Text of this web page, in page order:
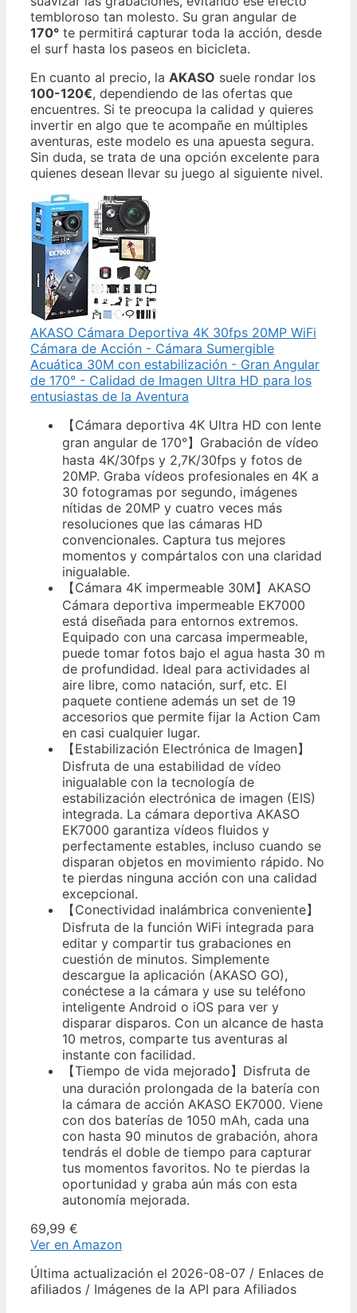
tembloroso tan molesto. Su gran angular de
170° te permitirá capturar toda la acción, desde
el surf hasta los paseos en bicicleta.
En cuanto al precio, la AKASO suele rondar los
100-120€, dependiendo de las ofertas que
encuentres. Si te preocupa la calidad y quieres
invertir en algo que te acompañe en múltiples
aventuras, este modelo es una apuesta segura.
Sin duda, se trata de una opción excelente para
quienes desean llevar su juego al siguiente nivel.
AKASO Cámara Deportiva 4K 30fps 20MP WiFi
Cámara de Acción - Cámara Sumergible
Acuática 30M con estabilización - Gran Angular
de 170° - Calidad de Imagen Ultra HD para los
entusiastas de la Aventura
【Cámara deportiva 4K Ultra HD con lente
gran angular de 170°】Grabación de vídeo
hasta 4K/30fps y 2,7K/30fps y fotos de
20MP. Graba vídeos profesionales en 4K a
30 fotogramas por segundo, imágenes
nítidas de 20MP y cuatro veces más
resoluciones que las cámaras HD
convencionales. Captura tus mejores
momentos y compártalos con una claridad
inigualable.
【Cámara 4K impermeable 30M】AKASO
Cámara deportiva impermeable EK7000
está diseñada para entornos extremos.
Equipado con una carcasa impermeable,
puede tomar fotos bajo el agua hasta 30 m
de profundidad. Ideal para actividades al
aire libre, como natación, surf, etc. El
paquete contiene además un set de 19
accesorios que permite fijar la Action Cam
en casi cualquier lugar.
【Estabilización Electrónica de Imagen】
Disfruta de una estabilidad de vídeo
inigualable con la tecnología de
estabilización electrónica de imagen (EIS)
integrada. La cámara deportiva AKASO
EK7000 garantiza vídeos fluidos y
perfectamente estables, incluso cuando se
disparan objetos en movimiento rápido. No
te pierdas ninguna acción con una calidad
excepcional.
【Conectividad inalámbrica conveniente】
Disfruta de la función WiFi integrada para
editar y compartir tus grabaciones en
cuestión de minutos. Simplemente
descargue la aplicación (AKASO GO),
conéctese a la cámara y use su teléfono
inteligente Android o iOS para ver y
disparar disparos. Con un alcance de hasta
10 metros, comparte tus aventuras al
instante con facilidad.
【Tiempo de vida mejorado】Disfruta de
una duración prolongada de la batería con
la cámara de acción AKASO EK7000. Viene
con dos baterías de 1050 mAh, cada una
con hasta 90 minutos de grabación, ahora
tendrás el doble de tiempo para capturar
tus momentos favoritos. No te pierdas la
oportunidad y graba aún más con esta
autonomía mejorada.
69,99 €
Ver en Amazon
Última actualización el 2026-08-07 / Enlaces de
afiliados / Imágenes de la API para Afiliados